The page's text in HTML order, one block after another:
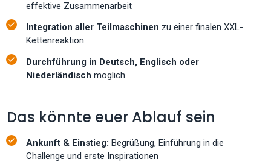
effektive Zusammenarbeit
Integration aller Teilmaschinen zu einer finalen XXL-
Kettenreaktion
Durchführung in Deutsch, Englisch oder
Niederländisch möglich
Das könnte euer Ablauf sein
Ankunft & Einstieg:Begrüßung, Einführung in die
Challenge und erste Inspirationen